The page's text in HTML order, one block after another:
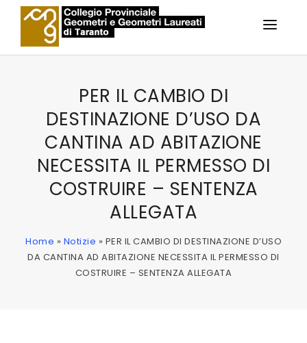
IL COLLEGIO
SERVIZI AGLI ISCRITTI
SERVIZI AI PRATICANTI
NOTIZIE
PER IL CAMBIO DI
DESTINAZIONE D’USO DA
CANTINA AD ABITAZIONE
NECESSITA IL PERMESSO DI
COSTRUIRE – SENTENZA
ALLEGATA
Home » Notizie » PER IL CAMBIO DI DESTINAZIONE D’USO
DA CANTINA AD ABITAZIONE NECESSITA IL PERMESSO DI
COSTRUIRE – SENTENZA ALLEGATA